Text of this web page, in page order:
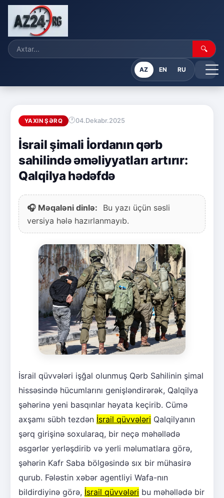
🔍
AZ EN RU
YAXIN ŞƏRQ 04.Dekabr.2025
İsrail şimali İordanın qərb
sahilində əməliyyatları artırır:
Qalqilya hədəfdə
🎧 Məqaləni dinlə:
Bu yazı üçün səsli
versiya hələ hazırlanmayıb.
İsrail qüvvələri işğal olunmuş Qərb Sahilinin şimal
hissəsində hücumlarını genişləndirərək, Qalqilya
şəhərinə yeni basqınlar həyata keçirib. Cümə
axşamı sübh tezdən İsrail qüvvələri Qalqilyanın
şərq girişinə soxularaq, bir neçə məhəllədə
əsgərlər yerləşdirib və yerli məlumatlara görə,
şəhərin Kafr Saba bölgəsində sıx bir mühasirə
qurub. Fələstin xəbər agentliyi Wafa-nın
bildirdiyinə görə, İsrail qüvvələri bu məhəllədə bir